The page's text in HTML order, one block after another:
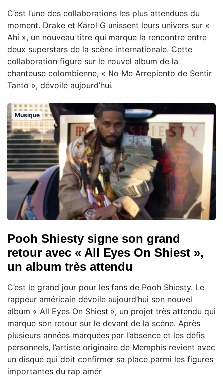
C’est l’une des collaborations les plus attendues du
moment. Drake et Karol G unissent leurs univers sur «
Ahí », un nouveau titre qui marque la rencontre entre
deux superstars de la scène internationale. Cette
collaboration figure sur le nouvel album de la
chanteuse colombienne, « No Me Arrepiento de Sentir
Tanto », dévoilé aujourd’hui.
Musique
Pooh Shiesty signe son grand
retour avec « All Eyes On Shiest »,
un album très attendu
C’est le grand jour pour les fans de Pooh Shiesty. Le
rappeur américain dévoile aujourd’hui son nouvel
album « All Eyes On Shiest », un projet très attendu qui
marque son retour sur le devant de la scène. Après
plusieurs années marquées par l’absence et les défis
personnels, l’artiste originaire de Memphis revient avec
un disque qui doit confirmer sa place parmi les figures
importantes du rap amér